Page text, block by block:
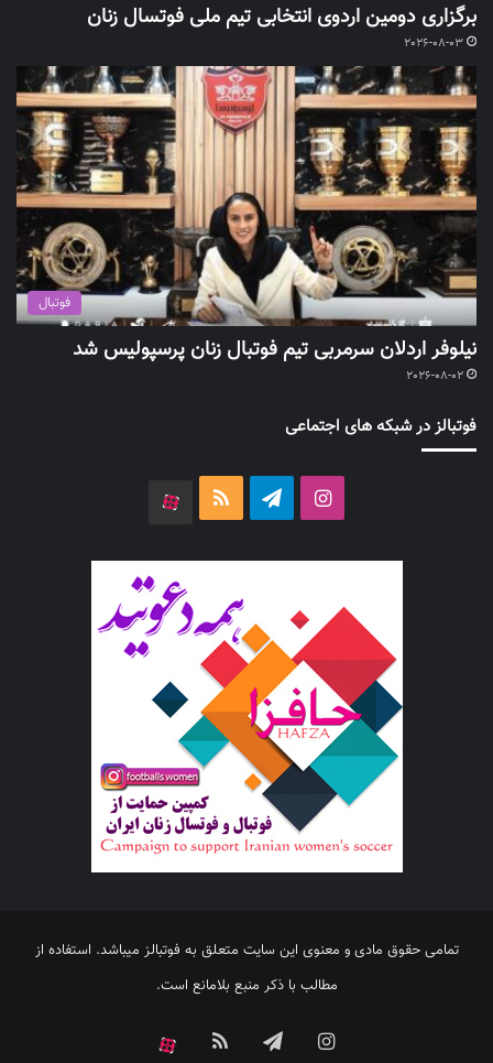
برگزاری دومین اردوی انتخابی تیم ملی فوتسال زنان
2026-08-03
فوتبال
نیلوفر اردلان سرمربی تیم فوتبال زنان پرسپولیس شد
2026-08-02
فوتبالز در شبکه های اجتماعی
اینستاگرامتلگرام خوراک
تمامی حقوق مادی و معنوی این سایت متعلق به فوتبالز میباشد. استفاده از
مطالب با ذکر منبع بلامانع است.
اینستاگرامتلگرام خوراک